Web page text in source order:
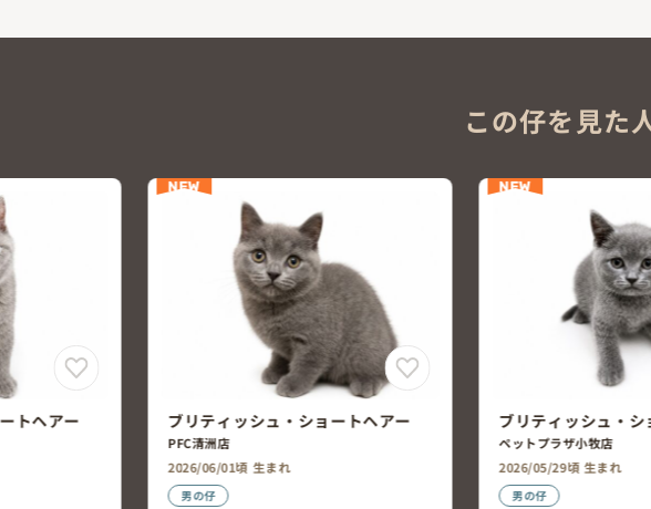
この仔を見た
トヘアー
NEW
ブリティッシュ・ショートヘアー
ペットプラザ小牧店
2026/05/29頃 生まれ
男の仔
NEW
スコティッシュ・フ
ペットコート春日井西店
2026/05/22頃 生まれ
女の仔